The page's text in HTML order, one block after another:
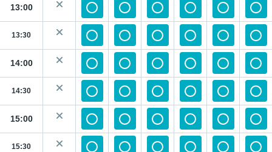
13:00
13:30
14:00
14:30
15:00
15:30